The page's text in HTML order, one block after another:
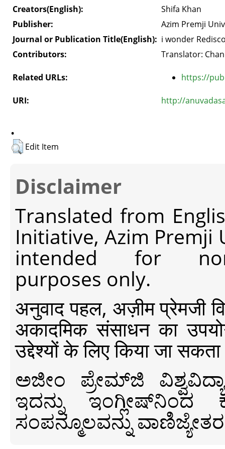
Creators(English):
Shifa Khan
Publisher:
Azim Premji
Journal or Publication Title(English): i wonder
Contributors:
Translator:
Related URLs: https://
URI: http://
.
Edit Item
Disclaimer
Translated from
Initiative, Azim Premji
intended for non-
purposes only.
अनुवाद पहल, अज़ीम प्रेमजी
अकादमिक संसाधन का
उद्देश्यों के लिए किया जा
ಅಜೀಂ ಪ್ರೇಮ್‍ಜಿ
ಇದನ್ನು ಇಂಗ್ಲೀಷ್‍ನಿಂದ
ಸಂಪನ್ಮೂಲವನ್ನು